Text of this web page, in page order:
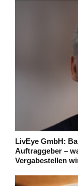
LivEye GmbH:
Auftraggeber –
Vergabestellen